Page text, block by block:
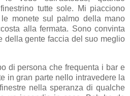
tutte sole. Mi piacciono
monete sul palmo della mano
alla fermata. Sono convinta
della gente faccia del suo meglio
di persona che frequenta i bar e
in gran parte nello intravedere la
nella speranza di qualche